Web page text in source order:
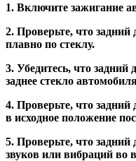
1. Включите зажигание
2. Проверьте, что
плавно по стеклу.
3. Убедитесь, что
заднее стекло
4. Проверьте, что
в исходное положение
5. Проверьте, что
звуков или вибраций во